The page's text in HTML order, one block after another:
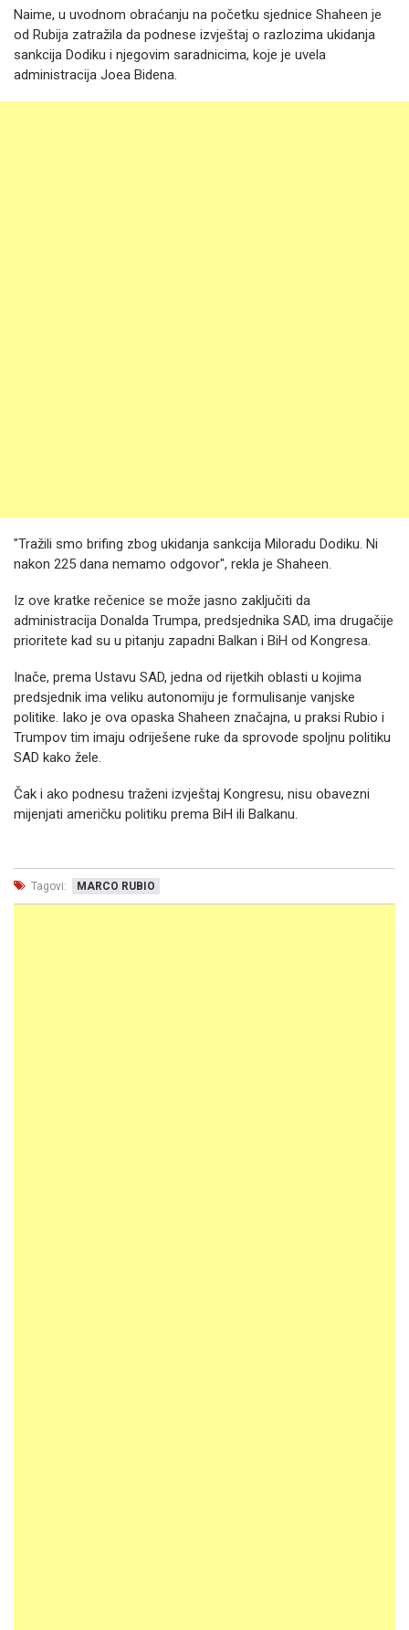
Naime, u uvodnom obraćanju na početku sjednice Shaheen je
od Rubija zatražila da podnese izvještaj o razlozima ukidanja
sankcija Dodiku i njegovim saradnicima, koje je uvela
administracija Joea Bidena.
"Tražili smo brifing zbog ukidanja sankcija Miloradu Dodiku. Ni
nakon 225 dana nemamo odgovor", rekla je Shaheen.
Iz ove kratke rečenice se može jasno zaključiti da
administracija Donalda Trumpa, predsjednika SAD, ima drugačije
prioritete kad su u pitanju zapadni Balkan i BiH od Kongresa.
Inače, prema Ustavu SAD, jedna od rijetkih oblasti u kojima
predsjednik ima veliku autonomiju je formulisanje vanjske
politike. Iako je ova opaska Shaheen značajna, u praksi Rubio i
Trumpov tim imaju odriješene ruke da sprovode spoljnu politiku
SAD kako žele.
Čak i ako podnesu traženi izvještaj Kongresu, nisu obavezni
mijenjati američku politiku prema BiH ili Balkanu.
Tagovi: MARCO RUBIO